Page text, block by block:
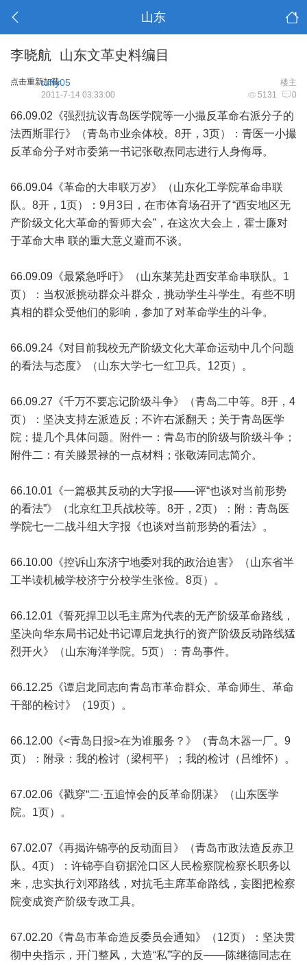
山东
李晓航 山东文革史料编目
点击重新加载 楼主
tuffy05
5131 0
2011-7-14 03:33:00
66.09.02《强烈抗议青岛医学院等一小撮反革命右派分子的
法西斯罪行》（青岛市业余体校。8开，3页）：青医一小撮
反革命分子对市委第一书记张敬焘同志进行人身侮辱。
66.09.04《革命的大串联万岁》（山东化工学院革命串联
队。8开，1页）：9月3日，在市体育场召开了“西安地区无
产阶级文化大革命的誓师大会”，在这次大会上，霍士廉对
于革命大串 联的重大意义避而不谈。
66.09.09《最紧急呼吁》（山东莱芜赴西安革命串联队。1
页）：当权派挑动群众斗群众，挑动学生斗学生。有些不明
真相的群众受他们的影响，参加了对革命学生的斗争。
66.09.24《对目前我校无产阶级文化大革命运动中几个问题
的看法与态度》（山东大学七一红卫兵。12页）。
66.09.27《千万不要忘记阶级斗争》（青岛二中等。8开，4
页）：坚决支持左派造反；不许右派翻天；关于青岛医学
院；提几个具体问题。附件一：青岛市的阶级与阶级斗争；
附件二：有关滕景禄的一点材料；张敬涛同志简介。
66.10.01《一篇极其反动的大字报——评“也谈对当前形势
的看法”》（北京红卫兵战校等。8开，2页）：附：青岛医
学院七一二战斗组大字报《也谈对当前形势的看法》。
66.10.00《控诉山东济宁地委对我的政治迫害》（山东省半
工半读机械学校济宁分校学生张俭。8页）。
66.12.01《誓死捍卫以毛主席为代表的无产阶级革命路线，
坚决向华东局书记处书记谭启龙执行的资产阶级反动路线猛
烈开火》（山东海洋学院。5页）：青岛事件。
66.12.25《谭启龙同志向青岛市革命群众、革命师生、革命
干部的检讨》（19页）。
66.12.00《<青岛日报>在为谁服务？》（青岛木器一厂。9
页）：附录：我的检讨（梁柯平）；我的检讨（吕维怀）。
67.02.06《戳穿“二·五追悼会的反革命阴谋》（山东医学
院。1页）。
67.02.07《再揭许锦亭的反动面目》（青岛市政法造反赤卫
队。4页）：许锦亭自窃据沧口区人民检察院检察长职务以
来，忠实执行刘邓路线，对抗毛主席革命路线，妄图把检察
院变成资产阶级专政工具。
67.02.20《青岛市革命造反委员会通知》（12页）：坚决贯
彻中央指示，开门整风，大造“私”字的反——陈继德同志在